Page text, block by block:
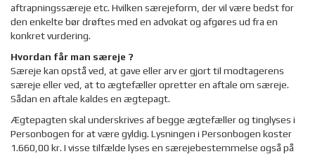
aftrapningssæreje etc. Hvilken særejeform, der vil være bedst for
den enkelte bør drøftes med en advokat og afgøres ud fra en
konkret vurdering.
Hvordan får man særeje ?
Særeje kan opstå ved, at gave eller arv er gjort til modtagerens
særeje eller ved, at to ægtefæller opretter en aftale om særeje.
Sådan en aftale kaldes en ægtepagt.
Ægtepagten skal underskrives af begge ægtefæller og tinglyses i
Personbogen for at være gyldig. Lysningen i Personbogen koster
1.660,00 kr. I visse tilfælde lyses en særejebestemmelse også på